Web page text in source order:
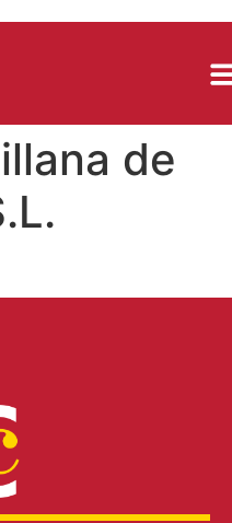
de